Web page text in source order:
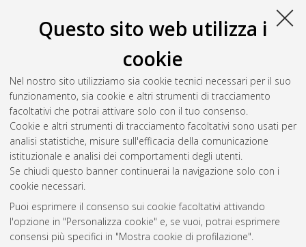
Questo sito web utilizza i
cookie
Nel nostro sito utilizziamo sia cookie tecnici necessari per il suo
funzionamento, sia cookie e altri strumenti di tracciamento
facoltativi che potrai attivare solo con il tuo consenso.
Cookie e altri strumenti di tracciamento facoltativi sono usati per
analisi statistiche, misure sull'efficacia della comunicazione
istituzionale e analisi dei comportamenti degli utenti.
Se chiudi questo banner continuerai la navigazione solo con i
cookie necessari.
Puoi esprimere il consenso sui cookie facoltativi attivando
l'opzione in "Personalizza cookie" e, se vuoi, potrai esprimere
consensi più specifici in "Mostra cookie di profilazione".
Colliva, Carolina(2013)New synthetic bile acid analogue
agonists of FXR and TGR5 receptors: Analytical methodologies
for the study of their physico-chemical properties,
pharmacokinetic activity and metabolism.
thesis], Alma Mater Studiorum Università di Bologna.
Dottorato di ricerca inScienze farmaceutiche, 25 Ciclo. DOI
10.6092/unibo/amsdottorato/5612.
Questa lista e' stata generata ilFri Aug 7 20:44:19 2026 CEST
Atom
Rss 1.0
Rss 2.0